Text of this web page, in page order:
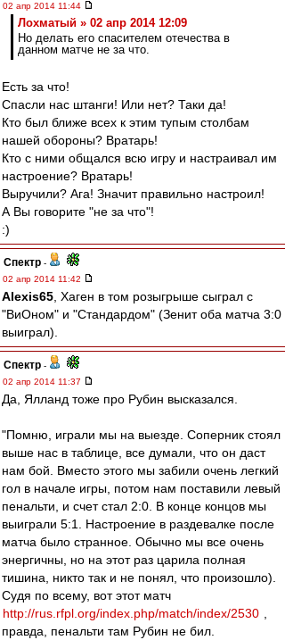
02 апр 2014 11:44
Лохматый » 02 апр 2014 12:09
Но делать его спасителем отечества в
данном матче не за что.
Есть за что!
Спасли нас штанги! Или нет? Таки да!
Кто был ближе всех к этим тупым столбам
нашей обороны? Вратарь!
Кто с ними общался всю игру и настраивал им
настроение? Вратарь!
Выручили? Ага! Значит правильно настроил!
А Вы говорите "не за что"!
:)
Спектр -
02 апр 2014 11:42
Alexis65 , Хаген в том розыгрыше сыграл с
"ВиОном" и "Стандардом" (Зенит оба матча 3:0
выиграл).
Спектр -
02 апр 2014 11:37
Да, Ялланд тоже про Рубин высказался.
"Помню, играли мы на выезде. Соперник стоял
выше нас в таблице, все думали, что он даст
нам бой. Вместо этого мы забили очень легкий
гол в начале игры, потом нам поставили левый
пенальти, и счет стал 2:0. В конце концов мы
выиграли 5:1. Настроение в раздевалке после
матча было странное. Обычно мы все очень
энергичны, но на этот раз царила полная
тишина, никто так и не понял, что произошло).
Судя по всему, вот этот матч
http://rus.rfpl.org/index.php/match/index/2530
правда, пенальти там Рубин не бил.